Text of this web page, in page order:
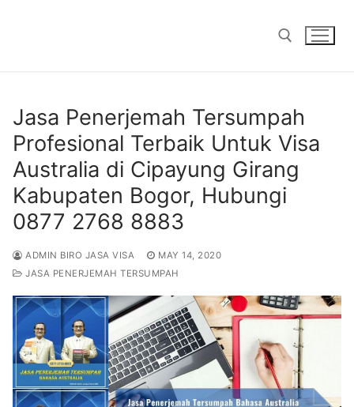
Jasa Penerjemah Tersumpah
Profesional Terbaik Untuk Visa
Australia di Cipayung Girang
Kabupaten Bogor, Hubungi
0877 2768 8883
ADMIN BIRO JASA VISA
MAY 14, 2020
JASA PENERJEMAH TERSUMPAH